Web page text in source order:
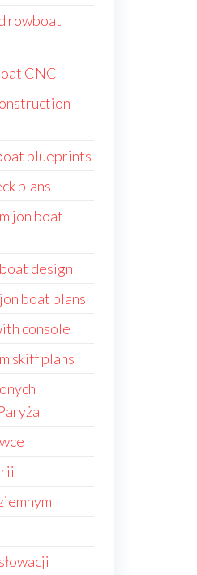
rowboat
CNC
blueprints
plans
jon boat
design
boat plans
console
skiff plans